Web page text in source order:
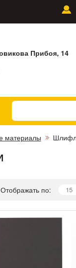
Прибоя, 14
материалы
Отображать по: 15